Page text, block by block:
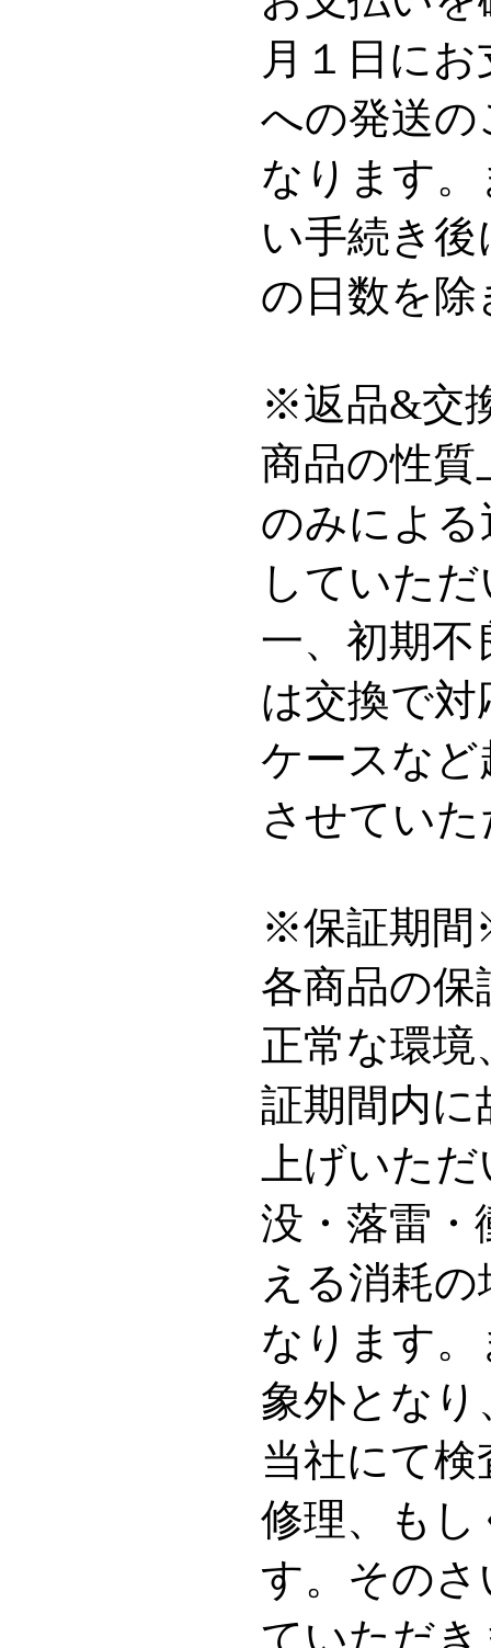
月１日に
への発送の
なります
い手続き
の日数を
※返品&交
商品の性質
のみによ
していた
一、初期
は交換で
ケースな
させてい
※保証期
各商品の保
正常な環
証期間内に
上げいた
没・落雷・
える消耗
なります
象外とな
当社にて
修理、も
す。その
ていただ